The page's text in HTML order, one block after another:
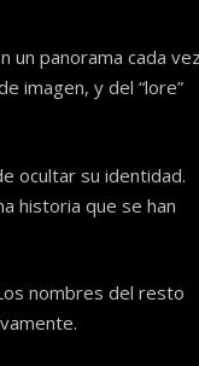
un panorama cada
imagen, y del “lore”
ocultar su identidad.
historia que se han
nombres del resto